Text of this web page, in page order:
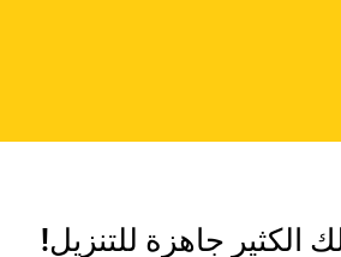
الكثير جاهزة للتنزيل!